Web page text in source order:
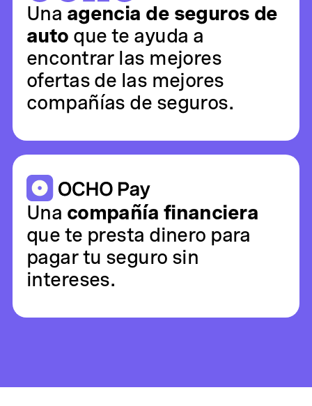
Una agencia de seguros de
auto que te ayuda a
encontrar las mejores
ofertas de las mejores
compañías de seguros.
Una compañía financiera
que te presta dinero para
pagar tu seguro sin
intereses.